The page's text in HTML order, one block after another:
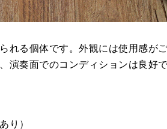
れる個体です。外観には使用感が
演奏面でのコンディションは良好で
り）